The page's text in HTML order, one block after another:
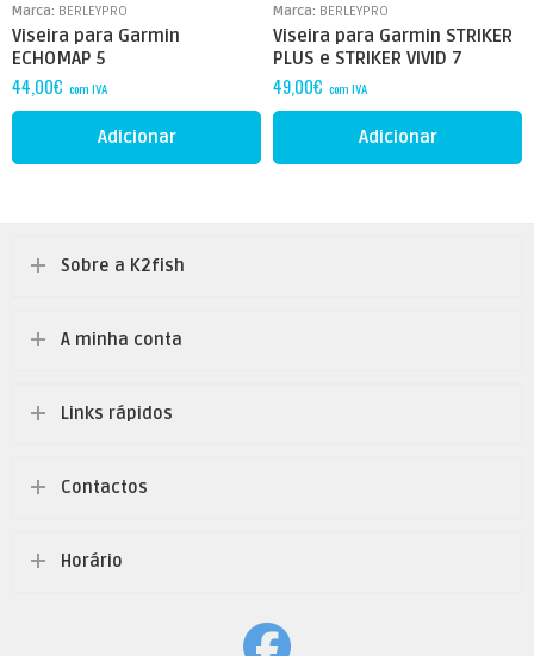
Marca: BERLEYPRO
Viseira para Garmin
ECHOMAP 5
44,00€ com IVA
Adicionar
Marca: BERLEYPRO
Viseira para Garmin STRIKER
PLUS e STRIKER VIVID 7
49,00€ com IVA
Adicionar
Sobre a K2fish
A minha conta
Links rápidos
Contactos
Horário